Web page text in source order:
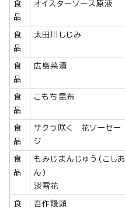
食
品
オイスターソース原液
食
品
太田川しじみ
食
品
広島菜漬
食
品
こもち昆布
食
品
サクラ咲く 花ソーセー
ジ
食
品
もみじまんじゅう(こしあ
ん)
淡雪花
食
吾作饅頭